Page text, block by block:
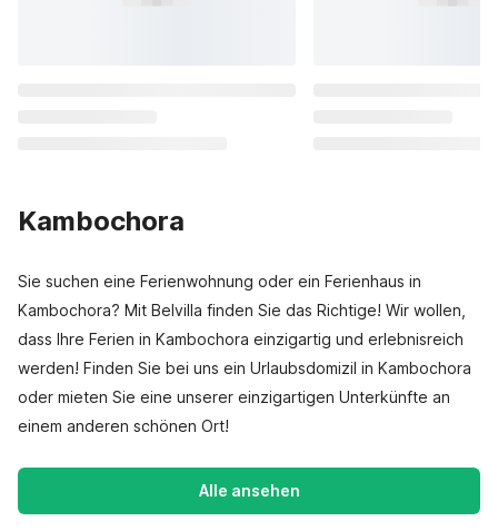
Kambochora
Sie suchen eine Ferienwohnung oder ein Ferienhaus in
Kambochora? Mit Belvilla finden Sie das Richtige! Wir wollen,
dass Ihre Ferien in Kambochora einzigartig und erlebnisreich
werden! Finden Sie bei uns ein Urlaubsdomizil in Kambochora
oder mieten Sie eine unserer einzigartigen Unterkünfte an
einem anderen schönen Ort!
Alle ansehen